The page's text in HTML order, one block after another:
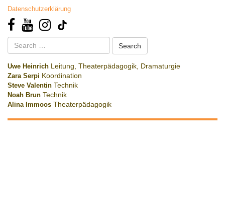
Datenschutzerklärung
Search
for:
Uwe Heinrich Leitung, Theaterpädagogik, Dramaturgie
Zara Serpi Koordination
Steve Valentin Technik
Noah Brun Technik
Alina Immoos Theaterpädagogik